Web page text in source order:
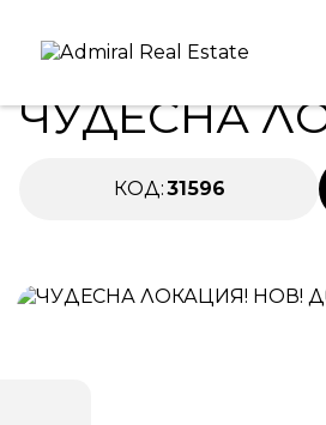
ПОД НАЕМ
ЧУДЕСНА
КОД:31596